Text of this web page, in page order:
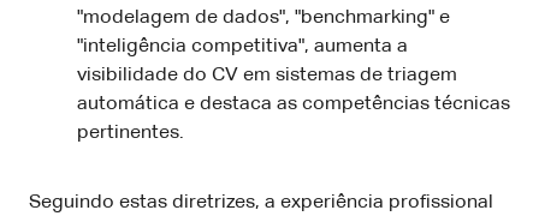
"modelagem de dados", "benchmarking" e
"inteligência competitiva", aumenta a
visibilidade do CV em sistemas de triagem
automática e destaca as competências técnicas
pertinentes.
Seguindo estas diretrizes, a experiência profissional